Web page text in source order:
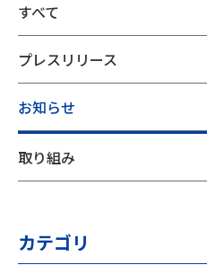
すべて
プレスリリース
お知らせ
取り組み
カテゴリ